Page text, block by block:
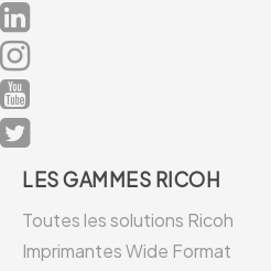
LES GAMMES RICOH
Toutes les solutions Ricoh
Imprimantes Wide Format